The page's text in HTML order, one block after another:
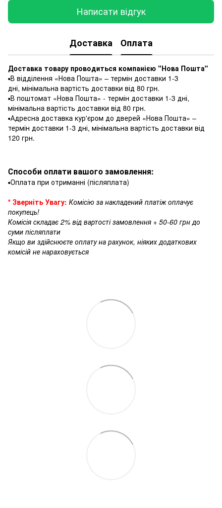
Написати відгук
Доставка Оплата
Доставка товару проводиться компанією "Нова Пошта"
▪️В відділення «Нова Пошта» – термін доставки 1-3
дні, мінімальна вартість доставки від 80 грн.
▪️В поштомат «Нова Пошта» - термін доставки 1-3 дні,
мінімальна вартість доставки від 80 грн.
▪️Адресна доставка кур'єром до дверей «Нова Пошта» –
термін доставки 1-3 дні, мінімальна вартість доставки від
120 грн.
Способи оплати вашого замовлення:
▪️Оплата при отриманні (післяплата)
* Зверніть Увагу: Комісію за накладений платіж оплачує
покупець!
Комісія складає 2% від вартості замовлення + 50-60 грн до
суми післяплати
Якщо ви здійснюєте оплату на рахунок, ніяких додаткових
комісій не нараховується